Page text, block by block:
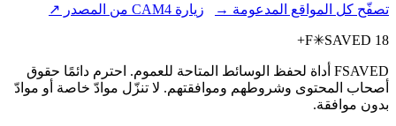
تصفّح كل المواقع المدعومة → زيارة CAM4 من المصدر ↗
F✳SAVED 18+
FSAVED أداة لحفظ الوسائط المتاحة للعموم. احترم دائمًا حقوق
أصحاب المحتوى وشروطهم وموافقتهم. لا تنزّل موادّ خاصة أو موادّ
بدون موافقة.